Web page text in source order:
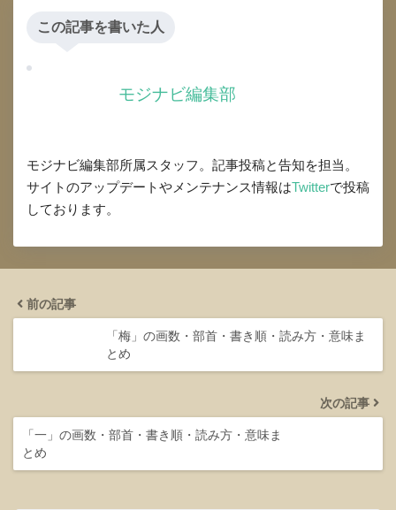
この記事を書いた人
モジナビ編集部
モジナビ編集部所属スタッフ。記事投稿と告知を担当。
サイトのアップデートやメンテナンス情報はTwitterで投稿
しております。
前の記事
「梅」の画数・部首・書き順・読み方・意味ま
とめ
次の記事
「一」の画数・部首・書き順・読み方・意味ま
とめ